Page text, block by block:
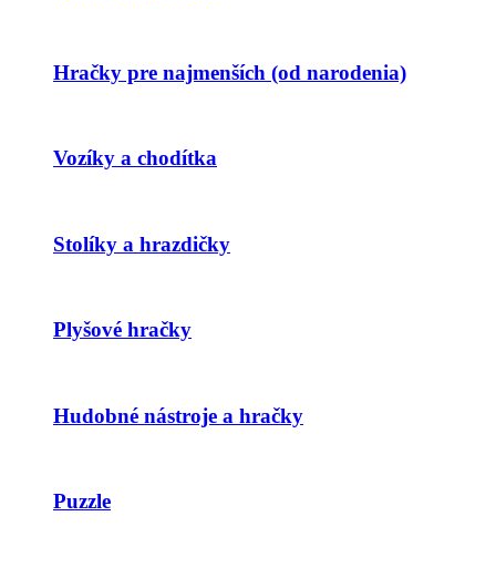
Hračky pre najmenších (od narodenia)
Vozíky a chodítka
Stolíky a hrazdičky
Plyšové hračky
Hudobné nástroje a hračky
Puzzle